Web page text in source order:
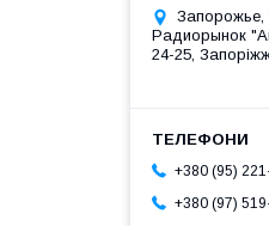
Запорожье,
Радиорынок
24-25,
+380 (95)
+380 (97)